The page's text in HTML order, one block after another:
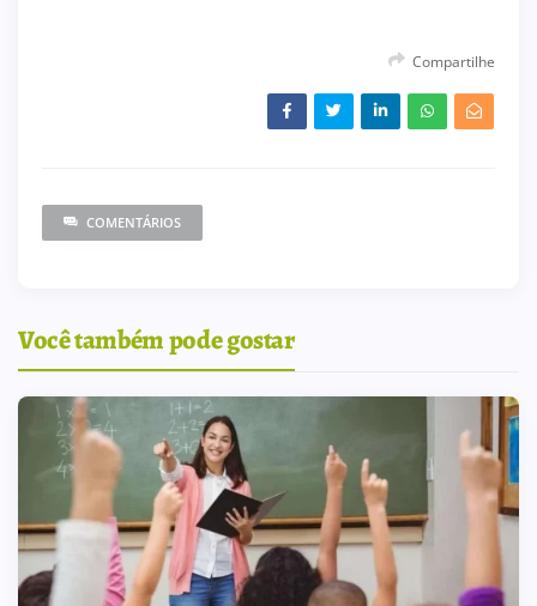
Compartilhe
COMENTÁRIOS
Você também pode gostar